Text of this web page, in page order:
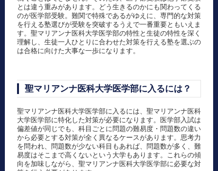
とは違う重みがあります。どう生きるのかにも関わってくる
のが医学部受験。難関で特殊であるがゆえに、専門的な対策
を行える塾選びが受験を突破するうえで一番重要ともいえま
す。聖マリアンナ医科大学医学部の特性と生徒の特性を深く
理解し、生徒一人ひとりに合わせた対策を行える塾を選ぶの
は合格に向けた大事な一歩になります。
聖マリアンナ医科大学医学部に入るには？
聖マリアンナ医科大学医学部に入るには、聖マリアンナ医科
大学医学部に特化した対策が必要になります。医学部入試は
偏差値が同じでも、科目ごとに問題の難易度・問題数の違い
から必要とする対策が全く異なるケースがあります。思考力
を問われ、問題数が少ない科目もあれば、問題数が多く、難
易度はそこまで高くないという大学もあります。これらの傾
向を加味しながら、聖マリアンナ医科大学医学部に必要な対